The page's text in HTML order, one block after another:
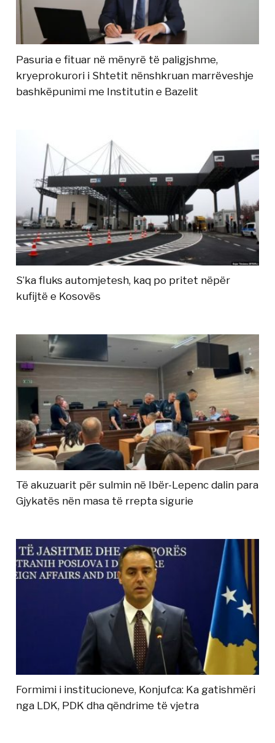
Pasuria e fituar në mënyrë të paligjshme,
kryeprokurori i Shtetit nënshkruan marrëveshje
bashkëpunimi me Institutin e Bazelit
S’ka fluks automjetesh, kaq po pritet nëpër
kufijtë e Kosovës
Të akuzuarit për sulmin në Ibër-Lepenc dalin para
Gjykatës nën masa të rrepta sigurie
Formimi i institucioneve, Konjufca: Ka gatishmëri
nga LDK, PDK dha qëndrime të vjetra